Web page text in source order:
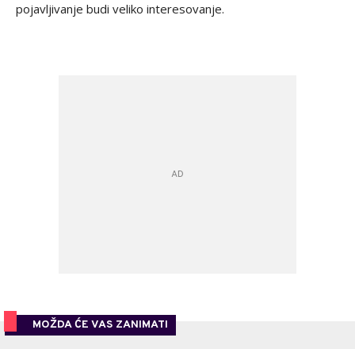
pojavljivanje budi veliko interesovanje.
MOŽDA ĆE VAS ZANIMATI